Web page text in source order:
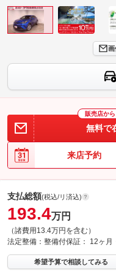
画
販売店か
無料で
来店予約
支払総額(税込/リ済込)
193.4万円
（諸費用13.4万円を含む）
法定整備： 整備付保証： 12ヶ月
希望予算で相談してみる